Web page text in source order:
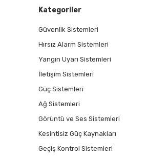
Kategoriler
Güvenlik Sistemleri
Hırsız Alarm Sistemleri
Yangın Uyarı Sistemleri
İletişim Sistemleri
Güç Sistemleri
Ağ Sistemleri
Görüntü ve Ses Sistemleri
Kesintisiz Güç Kaynakları
Geçiş Kontrol Sistemleri